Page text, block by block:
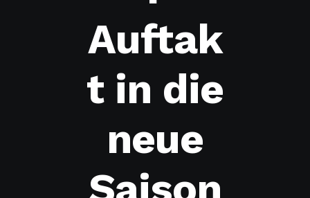
Auftak
t in die
neue